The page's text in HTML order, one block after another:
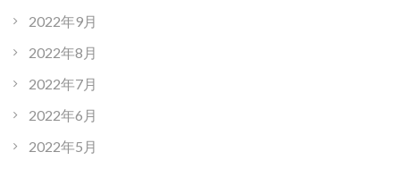
2022年9月
2022年8月
2022年7月
2022年6月
2022年5月